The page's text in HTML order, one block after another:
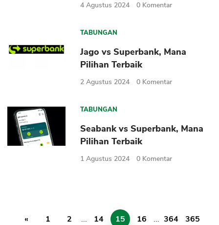
4 Agustus 2024 0 Komentar
TABUNGAN
Jago vs Superbank, Mana
Pilihan Terbaik
2 Agustus 2024 0 Komentar
TABUNGAN
Seabank vs Superbank, Mana
Pilihan Terbaik
1 Agustus 2024 0 Komentar
« 1 2 ... 14 15 16 ... 364
365